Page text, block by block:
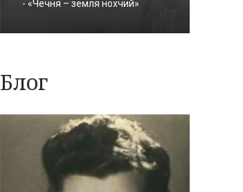
- «Чечня – земля нохчий»
Блог